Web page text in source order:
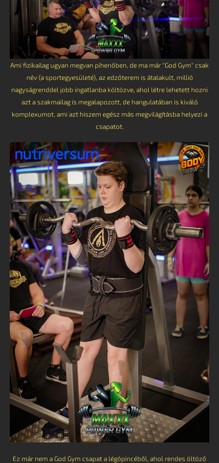
Ami fizikailag ugyan megvan pihenőben, de ma már "God Gym" csak
név (a sportegyesületé), az edzőterem is átalakult, millió
nagyságrenddel jobb ingatlanba költözve, ahol létre lehetett hozni
azt a szakmailag is megalapozott, de hangulatában is kiváló
komplexumot, ami azt hiszem egész más megvilágításba helyezi a
csapatot.
Ez már nem a God Gym csapat a légópincéből, ahol rendes öltöző